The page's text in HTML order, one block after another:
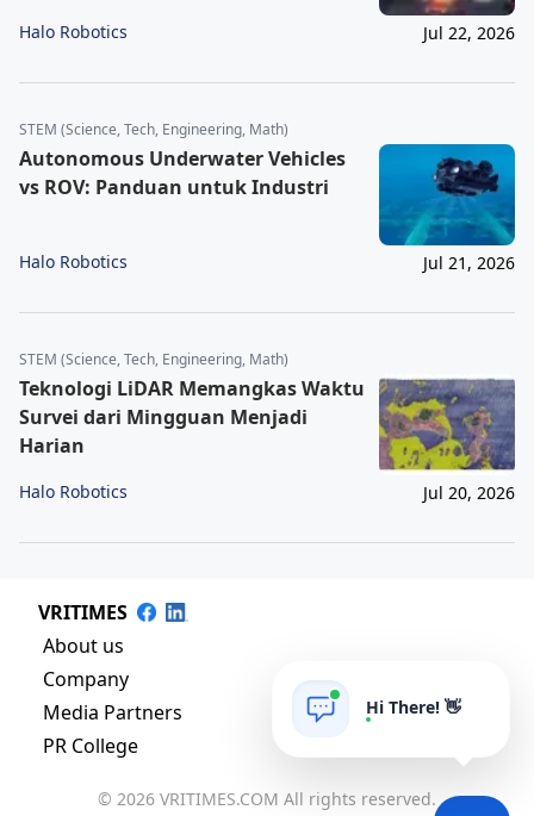
Halo Robotics Jul 22, 2026
STEM (Science, Tech, Engineering, Math)
Autonomous Underwater Vehicles
vs ROV: Panduan untuk Industri
Halo Robotics Jul 21, 2026
STEM (Science, Tech, Engineering, Math)
Teknologi LiDAR Memangkas Waktu
Survei dari Mingguan Menjadi
Harian
Halo Robotics Jul 20, 2026
VRITIMES
About us
Company
Media Partners
PR College
© 2026 VRITIMES.COM All rights reserved.
Hi There! 👋